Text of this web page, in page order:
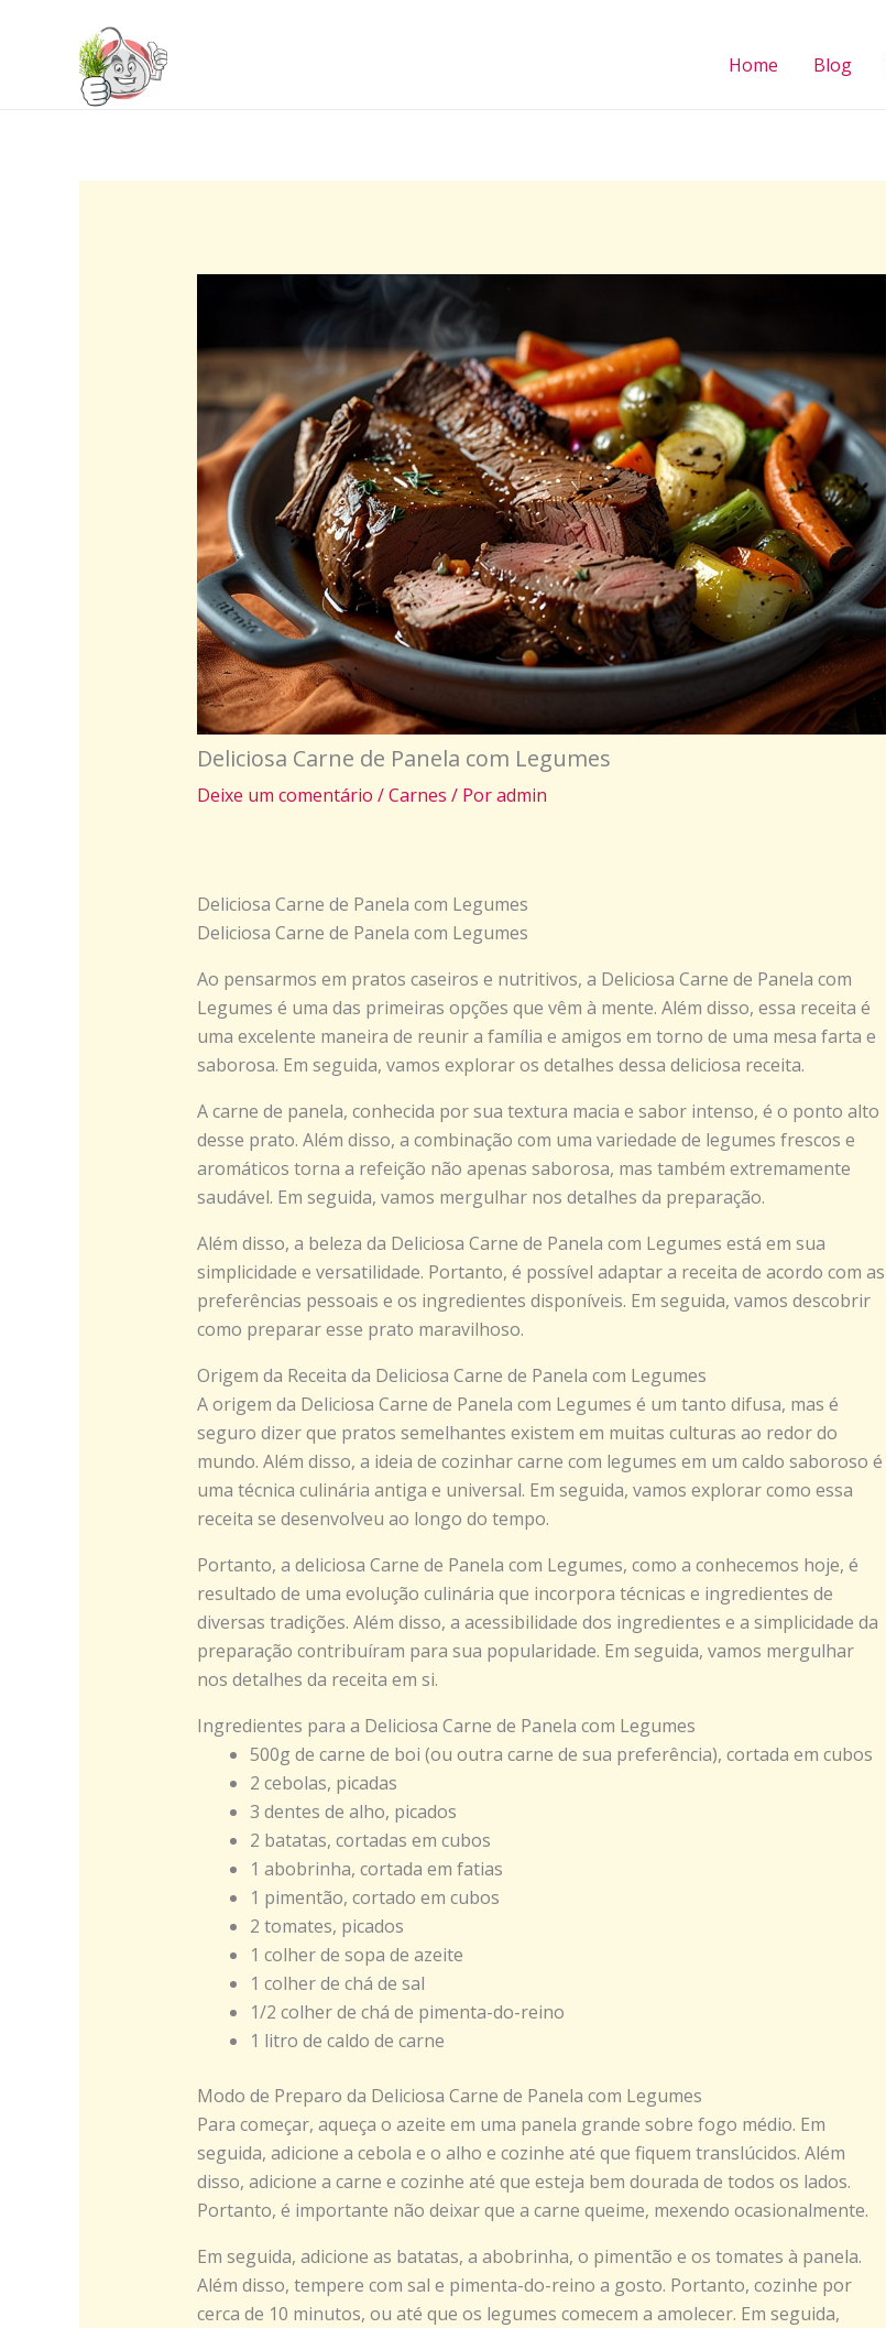
Home Blog
Deliciosa Carne de Panela com Legumes
Deixe um comentário /Carnes / Poradmin
Deliciosa Carne de Panela com Legumes
Deliciosa Carne de Panela com Legumes
Ao pensarmos em pratos caseiros e nutritivos, a Deliciosa Carne de Panela com
Legumes é uma das primeiras opções que vêm à mente. Além disso, essa receita é
uma excelente maneira de reunir a família e amigos em torno de uma mesa farta e
saborosa. Em seguida, vamos explorar os detalhes dessa deliciosa receita.
A carne de panela, conhecida por sua textura macia e sabor intenso, é o ponto alto
desse prato. Além disso, a combinação com uma variedade de legumes frescos e
aromáticos torna a refeição não apenas saborosa, mas também extremamente
saudável. Em seguida, vamos mergulhar nos detalhes da preparação.
Além disso, a beleza da Deliciosa Carne de Panela com Legumes está em sua
simplicidade e versatilidade. Portanto, é possível adaptar a receita de acordo com as
preferências pessoais e os ingredientes disponíveis. Em seguida, vamos descobrir
como preparar esse prato maravilhoso.
Origem da Receita da Deliciosa Carne de Panela com Legumes
A origem da Deliciosa Carne de Panela com Legumes é um tanto difusa, mas é
seguro dizer que pratos semelhantes existem em muitas culturas ao redor do
mundo. Além disso, a ideia de cozinhar carne com legumes em um caldo saboroso é
uma técnica culinária antiga e universal. Em seguida, vamos explorar como essa
receita se desenvolveu ao longo do tempo.
Portanto, a deliciosa Carne de Panela com Legumes, como a conhecemos hoje, é
resultado de uma evolução culinária que incorpora técnicas e ingredientes de
diversas tradições. Além disso, a acessibilidade dos ingredientes e a simplicidade da
preparação contribuíram para sua popularidade. Em seguida, vamos mergulhar
nos detalhes da receita em si.
Ingredientes para a Deliciosa Carne de Panela com Legumes
500g de carne de boi (ou outra carne de sua preferência), cortada em cubos
2 cebolas, picadas
3 dentes de alho, picados
2 batatas, cortadas em cubos
1 abobrinha, cortada em fatias
1 pimentão, cortado em cubos
2 tomates, picados
1 colher de sopa de azeite
1 colher de chá de sal
1/2 colher de chá de pimenta-do-reino
1 litro de caldo de carne
Modo de Preparo da Deliciosa Carne de Panela com Legumes
Para começar, aqueça o azeite em uma panela grande sobre fogo médio. Em
seguida, adicione a cebola e o alho e cozinhe até que fiquem translúcidos. Além
disso, adicione a carne e cozinhe até que esteja bem dourada de todos os lados.
Portanto, é importante não deixar que a carne queime, mexendo ocasionalmente.
Em seguida, adicione as batatas, a abobrinha, o pimentão e os tomates à panela.
Além disso, tempere com sal e pimenta-do-reino a gosto. Portanto, cozinhe por
cerca de 10 minutos, ou até que os legumes comecem a amolecer. Em seguida,